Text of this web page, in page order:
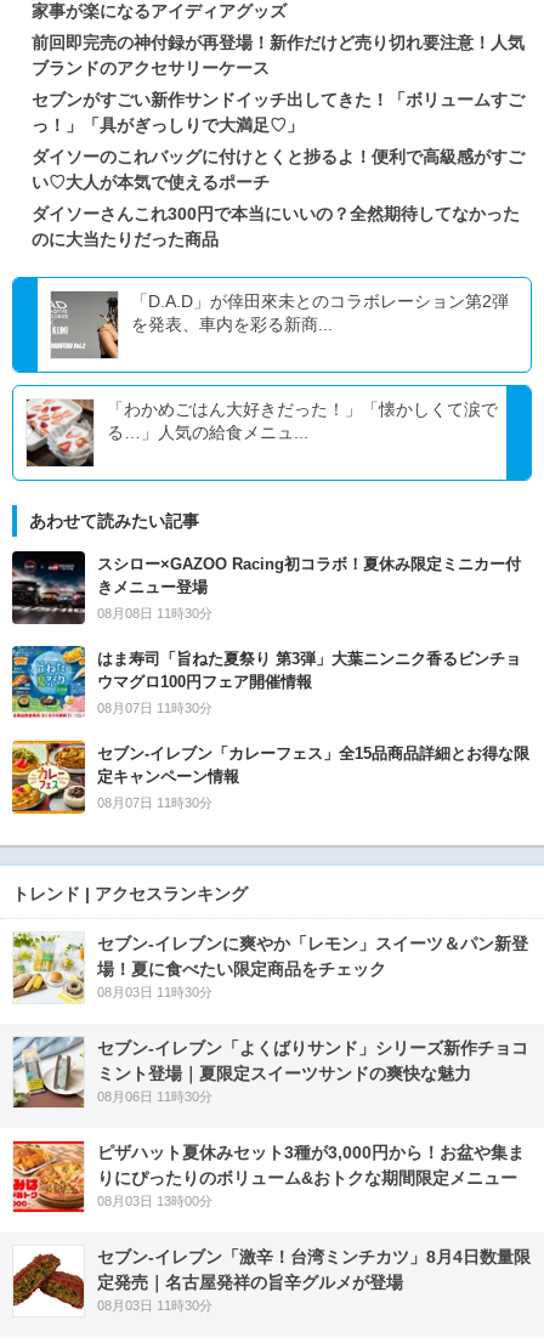
家事が楽になるアイディアグッズ
前回即完売の神付録が再登場！新作だけど売り切れ要注意！人気
ブランドのアクセサリーケース
セブンがすごい新作サンドイッチ出してきた！「ボリュームすご
っ！」「具がぎっしりで大満足♡」
ダイソーのこれバッグに付けとくと捗るよ！便利で高級感がすご
い♡大人が本気で使えるポーチ
ダイソーさんこれ300円で本当にいいの？全然期待してなかった
のに大当たりだった商品
「D.A.D」が倖田來未とのコラボレーション第2弾
を発表、車内を彩る新商...
「わかめごはん大好きだった！」「懐かしくて涙で
る…」人気の給食メニュ...
あわせて読みたい記事
スシロー×GAZOO Racing初コラボ！夏休み限定ミニカー付
きメニュー登場
08月08日 11時30分
はま寿司「旨ねた夏祭り 第3弾」大葉ニンニク香るビンチョ
ウマグロ100円フェア開催情報
08月07日 11時30分
セブン‐イレブン「カレーフェス」全15品商品詳細とお得な限
定キャンペーン情報
08月07日 11時30分
トレンド | アクセスランキング
セブン‐イレブンに爽やか「レモン」スイーツ＆パン新登
場！夏に食べたい限定商品をチェック
08月03日 11時30分
セブン‐イレブン「よくばりサンド」シリーズ新作チョコ
ミント登場｜夏限定スイーツサンドの爽快な魅力
08月06日 11時30分
ピザハット夏休みセット3種が3,000円から！お盆や集ま
りにぴったりのボリューム&おトクな期間限定メニュー
08月03日 13時00分
セブン-イレブン「激辛！台湾ミンチカツ」8月4日数量限
定発売｜名古屋発祥の旨辛グルメが登場
08月03日 11時30分